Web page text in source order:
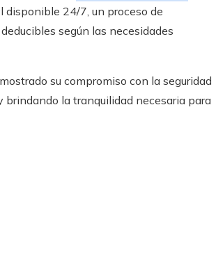
24/7, un proceso de
según las necesidades
su compromiso con la seguridad
brindando la tranquilidad necesaria para